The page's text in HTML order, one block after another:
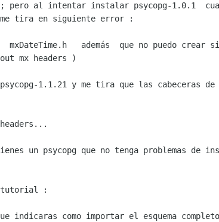
pero al intentar instalar psycopg-1.0.1
me tira en siguiente error :
mxDateTime.h   además  que no puedo crear
mx headers )
1.1.21 y me tira que las cabeceras de
un psycopg que no tenga problemas de
tutorial :
indicaras como importar el esquema